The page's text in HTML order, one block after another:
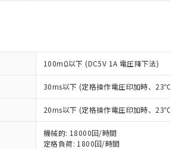
100mΩ以下 (DC5V 1A 電圧降下法)
30ms以下 (定格操作電圧印加時、23℃、
20ms以下 (定格操作電圧印加時、23℃、
機械的: 18000回/時間
定格負荷: 1800回/時間
をお読みいただき、同意のうえ
ービスは、当社制御機器事業取扱
の当社在庫状況および標準価格
)を提供させていただくもので
なし：EU RoHS指令（10物質）の
対応の商品で、対応品を出す予
せん。
中：EU RoHS指令（10物質）の
応状況を調査中または確認中の
ライセンス料など無形物で、有
と関係のない商品です。
表
均質材料含有率が中国RoHSの
であることを示します。